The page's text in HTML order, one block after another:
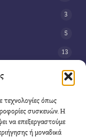
τεχνολογίες όπως
συσκευών. Η
να επεξεργαστούμε
ή μοναδικά
3
5
13
42
3